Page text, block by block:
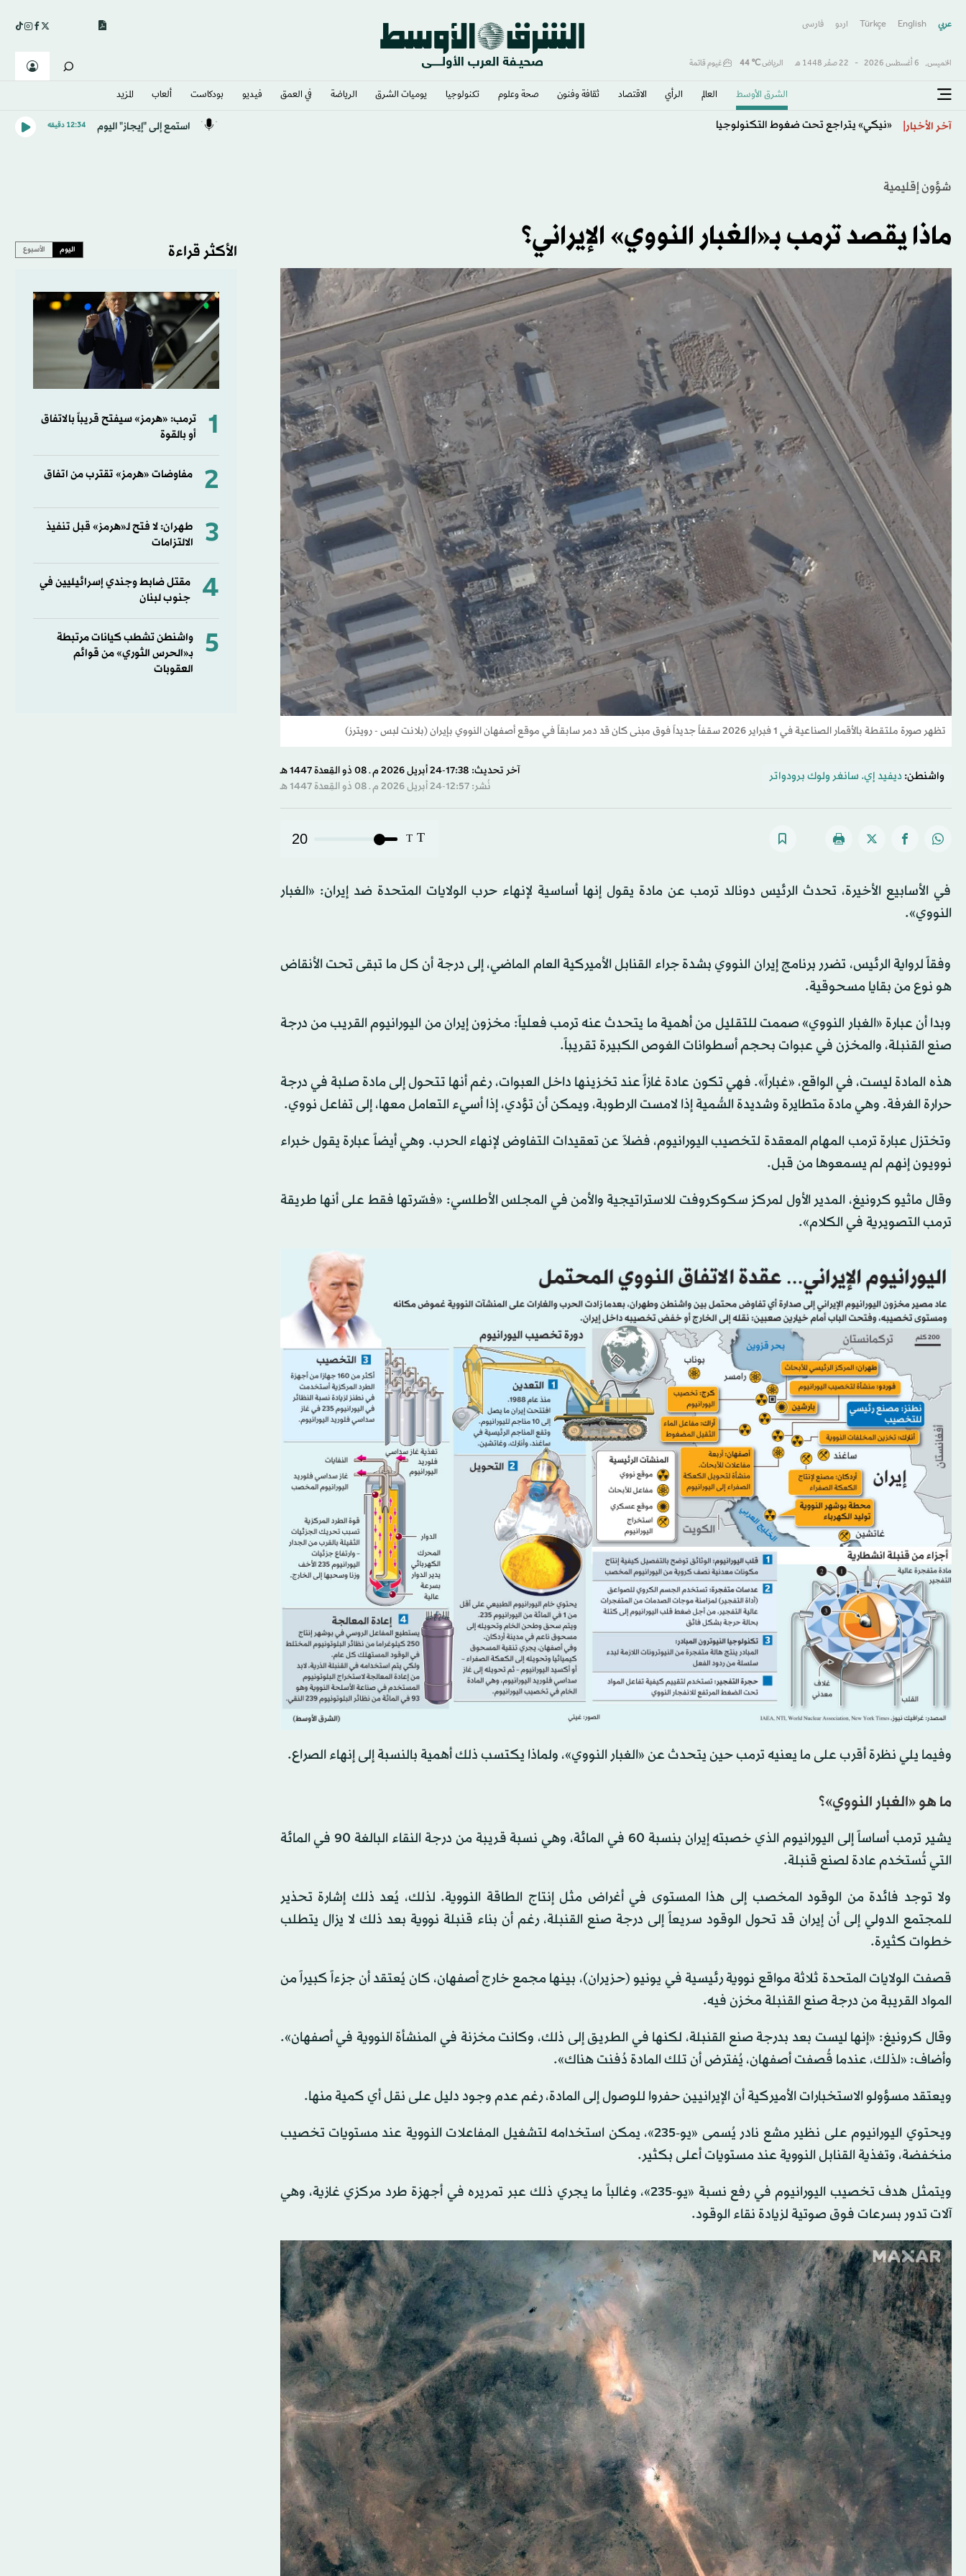
عربي English
Türkçe اردو فارسى
الخميس, 6 أغسطس 2026 - 22 صفَر 1448 هـ الرياض℃
44 غيوم قاتمة
الشرق الأوسط​ العالم الرأي الاقتصاد ثقافة وفنون صحة وعلوم تكنولوجيا يوميات الشرق​ الرياضة في العمق فيديو بودكاست ألعاب المزيد
آخر الأخبار «نيكي» يتراجع تحت ضغوط التكنولوجيا استمع إلى "إيجاز" اليوم 12:34 دقيقه
شؤون إقليمية
ماذا يقصد ترمب بـ«الغبار النووي» الإيراني؟
تظهر صورة ملتقطة بالأقمار الصناعية في 1 فبراير 2026 سقفاً جديداً فوق مبنى كان قد دمر سابقاً في موقع أصفهان النووي بإيران (بلانت لبس - رويترز)
واشنطن: ديفيد إي. سانغرولوك برودواتر
آخر تحديث: 17:38-24 أبريل 2026 م ـ 08 ذو القِعدة 1447 هـ
نُشر: 12:57-24 أبريل 2026 م ـ 08 ذو القِعدة 1447 هـ
T
T
20
في الأسابيع الأخيرة، تحدث الرئيس دونالد ترمب عن مادة يقول إنها أساسية لإنهاء حرب الولايات المتحدة ضد إيران: «الغبار
النووي».
وفقاً لرواية الرئيس، تضرر برنامج إيران النووي بشدة جراء القنابل الأميركية العام الماضي، إلى درجة أن كل ما تبقى تحت الأنقاض
هو نوع من بقايا مسحوقية.
وبدا أن عبارة «الغبار النووي» صممت للتقليل من أهمية ما يتحدث عنه ترمب فعلياً: مخزون إيران من اليورانيوم القريب من درجة
صنع القنبلة، والمخزن في عبوات بحجم أسطوانات الغوص الكبيرة تقريباً.
هذه المادة ليست، في الواقع، «غباراً». فهي تكون عادة غازاً عند تخزينها داخل العبوات، رغم أنها تتحول إلى مادة صلبة في درجة
حرارة الغرفة. وهي مادة متطايرة وشديدة السُّمية إذا لامست الرطوبة، ويمكن أن تؤدي، إذا أسيء التعامل معها، إلى تفاعل نووي.
وتختزل عبارة ترمب المهام المعقدة لتخصيب اليورانيوم، فضلاً عن تعقيدات التفاوض لإنهاء الحرب. وهي أيضاً عبارة يقول خبراء
نوويون إنهم لم يسمعوها من قبل.
وقال ماثيو كرونيغ، المدير الأول لمركز سكوكروفت للاستراتيجية والأمن في المجلس الأطلسي: «فسّرتها فقط على أنها طريقة
ترمب التصويرية في الكلام».
وفيما يلي نظرة أقرب على ما يعنيه ترمب حين يتحدث عن «الغبار النووي»، ولماذا يكتسب ذلك أهمية بالنسبة إلى إنهاء الصراع.
ما هو «الغبار النووي»؟
يشير ترمب أساساً إلى اليورانيوم الذي خصبته إيران بنسبة 60 في المائة، وهي نسبة قريبة من درجة النقاء البالغة 90 في المائة
التي تُستخدم عادة لصنع قنبلة.
ولا توجد فائدة من الوقود المخصب إلى هذا المستوى في أغراض مثل إنتاج الطاقة النووية. لذلك، يُعد ذلك إشارة تحذير
للمجتمع الدولي إلى أن إيران قد تحول الوقود سريعاً إلى درجة صنع القنبلة، رغم أن بناء قنبلة نووية بعد ذلك لا يزال يتطلب
خطوات كثيرة.
قصفت الولايات المتحدة ثلاثة مواقع نووية رئيسية في يونيو (حزيران)، بينها مجمع خارج أصفهان، كان يُعتقد أن جزءاً كبيراً من
المواد القريبة من درجة صنع القنبلة مخزن فيه.
وقال كرونيغ: «إنها ليست بعد بدرجة صنع القنبلة، لكنها في الطريق إلى ذلك، وكانت مخزنة في المنشأة النووية في أصفهان».
وأضاف: «لذلك، عندما قُصفت أصفهان، يُفترض أن تلك المادة دُفنت هناك».
ويعتقد مسؤولو الاستخبارات الأميركية أن الإيرانيين حفروا للوصول إلى المادة، رغم عدم وجود دليل على نقل أي كمية منها.
ويحتوي اليورانيوم على نظير مشع نادر يُسمى «يو-235»، يمكن استخدامه لتشغيل المفاعلات النووية عند مستويات تخصيب
منخفضة، وتغذية القنابل النووية عند مستويات أعلى بكثير.
ويتمثل هدف تخصيب اليورانيوم في رفع نسبة «يو-235»، وغالباً ما يجري ذلك عبر تمريره في أجهزة طرد مركزي غازية، وهي
آلات تدور بسرعات فوق صوتية لزيادة نقاء الوقود.
الأكثر قراءة اليوم الأسبوع
1
ترمب: «هرمز» سيفتح قريباً بالاتفاق
أو بالقوة
2 مفاوضات «هرمز» تقترب من اتفاق
3
طهران: لا فتح لـ«هرمز» قبل تنفيذ
الالتزامات
4
مقتل ضابط وجندي إسرائيليين في
جنوب لبنان
5
واشنطن تشطب كيانات مرتبطة
بـ«الحرس الثوري» من قوائم
العقوبات